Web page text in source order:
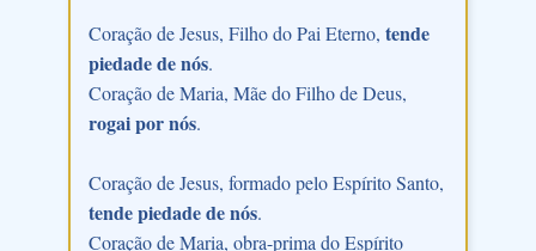
Coração de Jesus, Filho do Pai Eterno, tende
piedade de nós.
Coração de Maria, Mãe do Filho de Deus,
rogai por nós.
Coração de Jesus, formado pelo Espírito Santo,
tende piedade de nós.
Coração de Maria, obra-prima do Espírito